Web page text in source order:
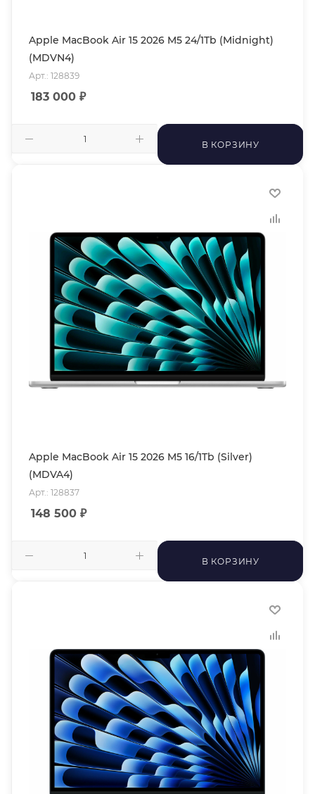
Apple MacBook Air 15 2026 M5 24/1Tb (Midnight)
(MDVN4)
Арт.: 128839
183 000 ₽
В КОРЗИНУ
Apple MacBook Air 15 2026 M5 16/1Tb (Silver)
(MDVA4)
Арт.: 128837
148 500 ₽
В КОРЗИНУ